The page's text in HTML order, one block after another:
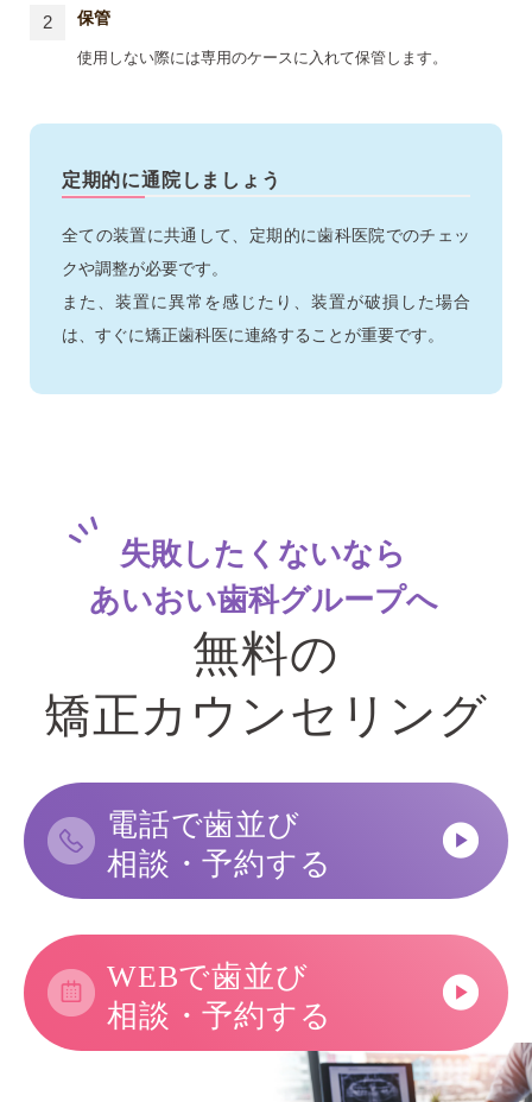
保管
使用しない際には専用のケースに入れて保管します。
定期的に通院しましょう
全ての装置に共通して、定期的に歯科医院でのチェッ
クや調整が必要です。
また、装置に異常を感じたり、装置が破損した場合
は、すぐに矯正歯科医に連絡することが重要です。
失敗したくないなら
あいおい歯科グループへ
無料の
矯正カウンセリング
電話で歯並び
相談・予約する
WEBで歯並び
相談・予約する